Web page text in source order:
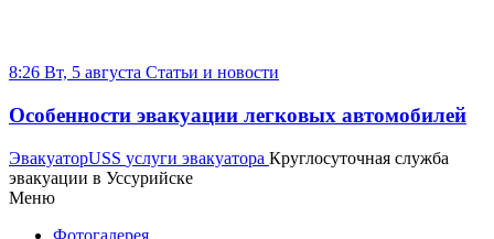
8:26 Вт, 5 августа Статьи и новости
Особенности эвакуации легковых автомобилей
ЭвакуаторUSS услуги эвакуатора Круглосуточная служба
эвакуации в Уссурийске
Меню
Фотогалерея